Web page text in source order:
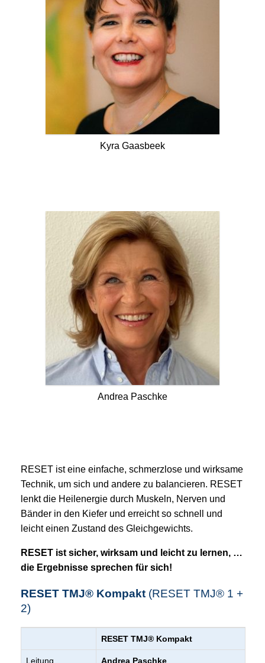
Kyra Gaasbeek
Andrea Paschke
RESET ist eine einfache, schmerzlose und wirksame
Technik, um sich und andere zu balancieren. RESET
lenkt die Heilenergie durch Muskeln, Nerven und
Bänder in den Kiefer und erreicht so schnell und
leicht einen Zustand des Gleichgewichts.
RESET ist sicher, wirksam und leicht zu lernen, …
die Ergebnisse sprechen für sich!
RESET TMJ® Kompakt (RESET TMJ® 1 +
2)
RESET TMJ® Kompakt
Leitung Andrea Paschke